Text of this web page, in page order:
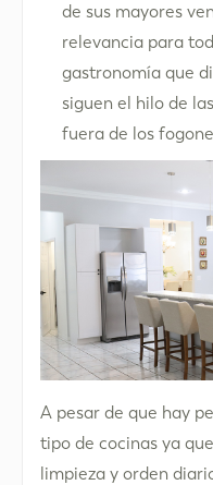
de sus mayores
relevancia para
gastronomía que
siguen el hilo de
fuera de los
A pesar de que hay
tipo de cocinas ya
limpieza y orden